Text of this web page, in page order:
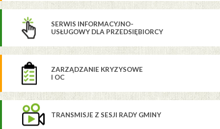
SERWIS INFORMACYJNO-
USŁUGOWY DLA PRZEDSIĘBIORCY
ZARZĄDZANIE KRYZYSOWE
I OC
TRANSMISJE Z SESJI RADY GMINY